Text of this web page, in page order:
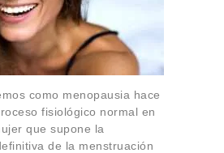
como menopausia hace
fisiológico normal en
que supone la
de la menstruación